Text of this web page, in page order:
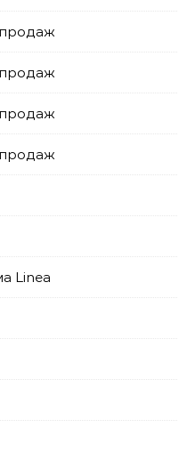
Linea